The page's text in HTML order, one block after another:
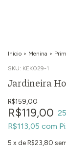
Início > Menina >
SKU: KEK029-1
Jardineira
R$159,00
R$119,00 25
R$113,05 com
5 x deR$23,80